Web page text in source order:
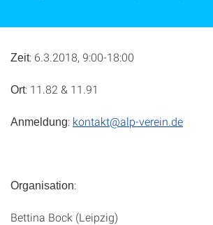
Zeit: 6.3.2018, 9:00-18:00
Ort: 11.82 & 11.91
Anmeldung: kontakt@alp-verein.de
Organisation:
Bettina Bock (Leipzig)